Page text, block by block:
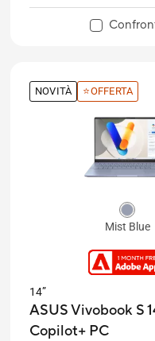
M.2
NOVITÀ ⭐OFFERTA
Mist Blue
14”
ASUS Vivobook S
Copilot+ PC